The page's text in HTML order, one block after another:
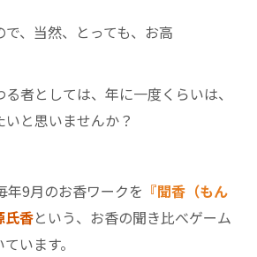
で、当然、とっても、お高
者としては、年に一度くらいは、
と思いませんか？
年9月のお香ワークを 『聞香（もん
氏香という、お香の聞き比べゲーム
います。